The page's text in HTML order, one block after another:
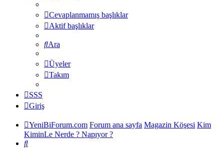
Cevaplanmamış başlıklar
Aktif başlıklar
Ara
Üyeler
Takım
SSS
Giriş
YeniBiForum.com Forum ana sayfa Magazin Köşesi Kim
KiminLe Nerde ? Napıyor ?
Ara